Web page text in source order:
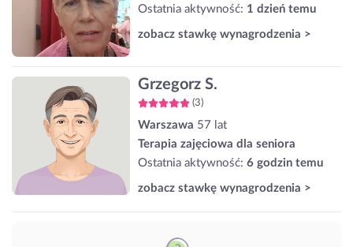
Ostatnia aktywność: 1 dzień temu
zobacz stawkę wynagrodzenia >
Grzegorz S.
(3)
Warszawa 57 lat
Terapia zajęciowa dla seniora
Ostatnia aktywność: 6 godzin temu
zobacz stawkę wynagrodzenia >